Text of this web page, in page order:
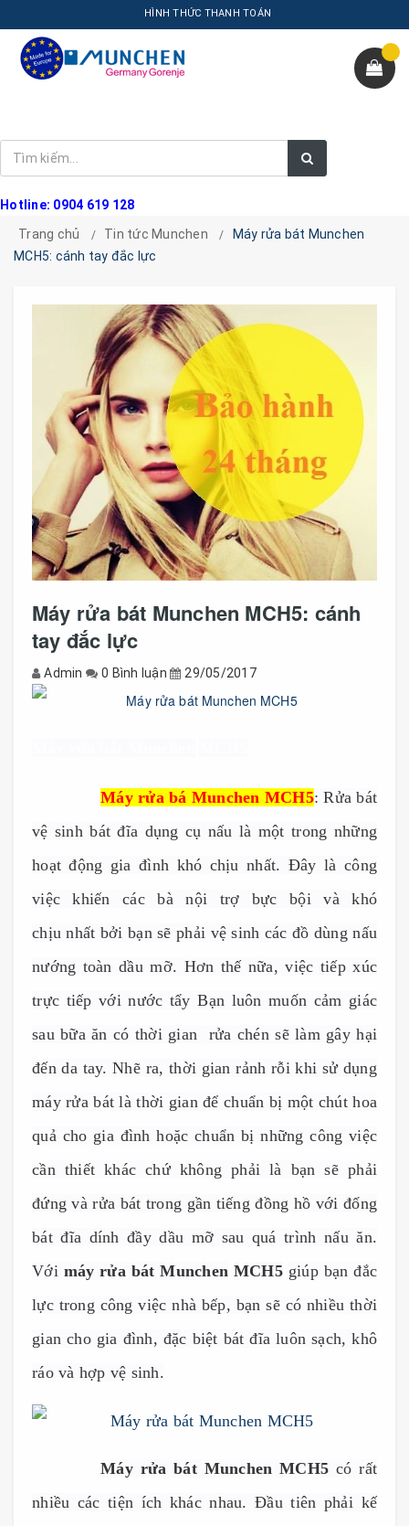
HÌNH THỨC THANH TOÁN
Hotline: 0904 619 128
Trang chủ
Tin tức Munchen
Máy rửa bát Munchen
MCH5: cánh tay đắc lực
Máy rửa bát Munchen MCH5: cánh
tay đắc lực
Admin 0 Bình luận 29/05/2017
Máy rửa bá Munchen MCH5: Rửa bát
vệ sinh bát đĩa dụng cụ nấu là một trong những
hoạt động gia đình khó chịu nhất. Đây là công
việc khiến các bà nội trợ bực bội và khó
chịu nhất bởi bạn sẽ phải vệ sinh các đồ dùng nấu
nướng toàn dầu mỡ. Hơn thế nữa, việc tiếp xúc
trực tiếp với nước tẩy Bạn luôn muốn cảm giác
sau bữa ăn có thời gian rửa chén sẽ làm gây hại
đến da tay. Nhẽ ra, thời gian rảnh rỗi khi sử dụng
máy rửa bát là thời gian để chuẩn bị một chút hoa
quảcho gia đình hoặc chuẩn bị những công việc
cần thiết khác chứkhông phải là bạn sẽ phải
đứng và rửa bát trong gần tiếng đồng hồ với đống
bát đĩa dính đầy dầu mỡ sau quá trình nấu ăn.
Với máy rửa bát Munchen MCH5 giúp bạn đắc
lực trong công việc nhà bếp, bạn sẽcó nhiều thời
gian cho gia đình, đặc biệt bát đĩa luôn sạch, khô
ráo và hợp vệ sinh.
Máy rửa bát Munchen MCH5 có rất
nhiều các tiện ích khác nhau. Đầu tiên phải kế